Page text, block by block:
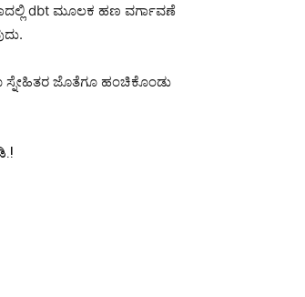
dbt ಮೂಲಕ ಹಣ ವರ್ಗಾವಣೆ
ಸ್ನೇಹಿತರ ಜೊತೆಗೂ ಹಂಚಿಕೊಂಡು